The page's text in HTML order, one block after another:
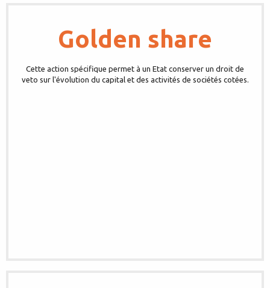
Golden share
Cette action spécifique permet à un Etat conserver un droit de
veto sur l'évolution du capital et des activités de sociétés cotées.